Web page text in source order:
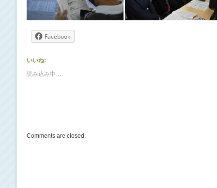
Facebook
いいね:
読み込み中…
Comments are closed.